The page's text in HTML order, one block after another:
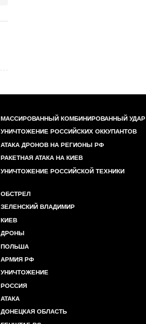
МАССИРОВАННЫЙ КОМБИНИРОВАННЫЙ УДАР
УНИЧТОЖЕНИЕ РОССИЙСКИХ ОККУПАНТОВ
АТАКА ДРОНОВ НА РЕГИОНЫ РФ
РАКЕТНАЯ АТАКА НА КИЕВ
УНИЧТОЖЕНИЕ РОССИЙСКОЙ ТЕХНИКИ
ОБСТРЕЛ
ЗЕЛЕНСКИЙ ВЛАДИМИР
КИЕВ
ДРОНЫ
ПОЛЬША
АРМИЯ РФ
УНИЧТОЖЕНИЕ
РОССИЯ
АТАКА
ДОНЕЦКАЯ ОБЛАСТЬ